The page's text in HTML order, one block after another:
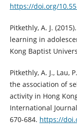
https://doi.org/
Pitkethly, A. J.
learning in
Kong Baptist
Pitkethly, A. J., Lau,
the association of
activity in Hong
International
670-684. https://